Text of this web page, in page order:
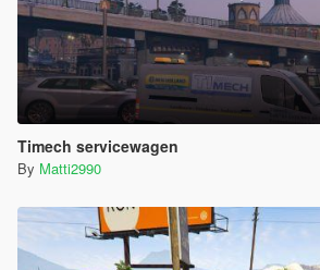
Timech servicewagen
By Matti2990